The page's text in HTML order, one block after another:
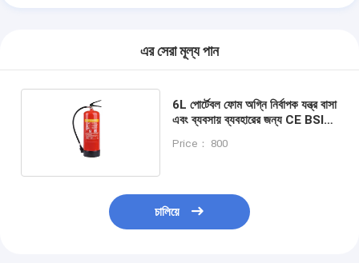
এর সেরা মূল্য পান
6L পোর্টেবল ফোম অগ্নি নির্বাপক যন্ত্র বাসা
এবং ব্যবসায় ব্যবহারের জন্য CE BSI
Price： 800
চালিয়ে